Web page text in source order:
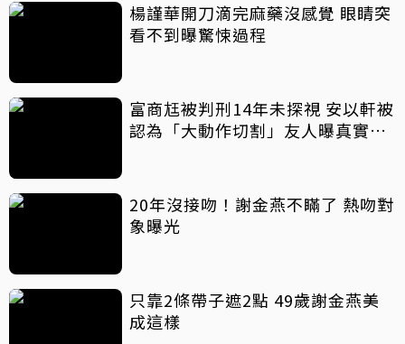
楊謹華開刀滴完麻藥沒感覺 眼睛突
看不到曝驚悚過程
富商尪被判刑14年未探視 安以軒被
認為「大動作切割」友人曝真實原
20年沒接吻！謝金燕不瞞了 熱吻對
象曝光
只靠2條帶子遮2點 49歲謝金燕美
成這樣